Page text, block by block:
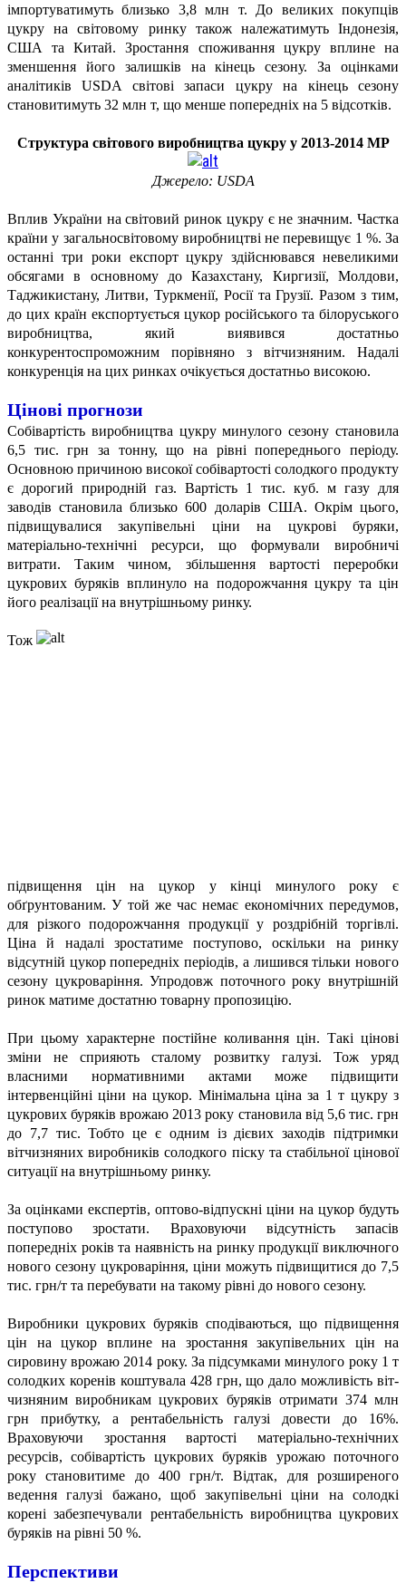
імпортуватимуть близько 3,8 млн т. До великих покупців
цукру на світовому ринку також належатимуть Індонезія,
США та Китай. Зростання споживання цукру вплине на
зменшення його залишків на кінець сезону. За оцінками
аналітиків USDA світові запаси цукру на кінець сезону
становитимуть 32 млн т, що менше попередніх на 5 відсотків.
Структура світового виробництва цукру у 2013-2014 МР
Джерело: USDA
Вплив України на світовий ринок цукру є не значним. Частка
країни у загальносвітовому виробництві не перевищує 1 %. За
останні три роки експорт цукру здійснювався невеликими
обсягами в основному до Казахстану, Киргизії, Молдови,
Таджикистану, Литви, Туркменії, Росії та Грузії. Разом з тим,
до цих країн експортується цукор російського та білоруського
виробництва, який виявився достатньо
конкурентоспроможним порівняно з вітчизняним. Надалі
конкуренція на цих ринках очікується достатньо високою.
Цінові прогнози
Собівартість виробництва цукру минулого сезону становила
6,5 тис. грн за тонну, що на рівні попереднього періоду.
Основною причиною високої собівартості солодкого продукту
є дорогий природній газ. Вартість 1 тис. куб. м газу для
заводів становила близько 600 доларів США. Окрім цього,
підвищувалися закупівельні ціни на цукрові буряки,
матеріально-технічні ресурси, що формували виробничі
витрати. Таким чином, збільшення вартості переробки
цукрових буряків вплинуло на подорожчання цукру та цін
його реалізації на внутрішньому ринку.
Тож
підвищення цін на цукор у кінці минулого року є
обґрунтованим. У той же час немає економічних передумов,
для різкого подорожчання продукції у роздрібній торгівлі.
Ціна й надалі зростатиме поступово, оскільки на ринку
відсутній цукор попередніх періодів, а лишився тільки нового
сезону цукроваріння. Упродовж поточного року внутрішній
ринок матиме достатню товарну пропозицію.
При цьому характерне постійне коливання цін. Такі цінові
зміни не сприяють сталому розвитку галузі. Тож уряд
власними нормативними актами може підвищити
інтервенційні ціни на цукор. Мінімальна ціна за 1 т цукру з
цукрових буряків врожаю 2013 року становила від 5,6 тис. грн
до 7,7 тис. Тобто це є одним із дієвих заходів підтримки
вітчизняних виробників солодкого піску та стабільної цінової
ситуації на внутрішньому ринку.
За оцінками експертів, оптово-відпускні ціни на цукор будуть
поступово зростати. Враховуючи відсутність запасів
попередніх років та наявність на ринку продукції виключного
нового сезону цукроваріння, ціни можуть підвищитися до 7,5
тис. грн/т та перебувати на такому рівні до нового сезону.
Виробники цукрових буряків сподіваються, що підвищення
цін на цукор вплине на зростання закупівельних цін на
сировину врожаю 2014 року. За підсумками минулого року 1 т
солодких коренів коштувала 428 грн, що дало можливість віт-
чизняним виробникам цукрових буряків отримати 374 млн
грн прибутку, а рентабельність галузі довести до 16%.
Враховуючи зростання вартості матеріально-технічних
ресурсів, собівартість цукрових буряків урожаю поточного
року становитиме до 400 грн/т. Відтак, для розширеного
ведення галузі бажано, щоб закупівельні ціни на солодкі
корені забезпечували рентабельність виробництва цукрових
буряків на рівні 50 %.
Перспективи